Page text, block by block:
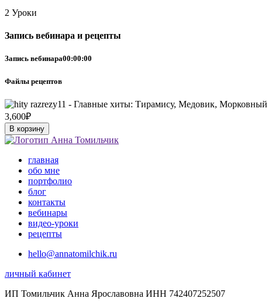
2 Уроки
Запись вебинара и рецепты
Запись вебинара00:00:00
Файлы рецептов
3,600₽
В корзину
главная
обо мне
портфолио
блог
контакты
вебинары
видео-уроки
рецепты
hello@annatomilchik.ru
личный кабинет
ИП Томильчик Анна Ярославовна ИНН 742407252507